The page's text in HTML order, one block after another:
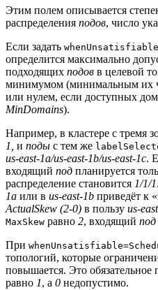
Этим полем описывается
распределения подов, число
Если задать
определится максимально
подходящих подов в целевой
минимумом (минимальным их
или нулем, если доступных
MinDomains).
Например, в кластере с тремя
1, и поды с тем же
us-east-1a/us-east-1b/us-east-1c.
входящий под планируется
распределение становится 1/1/1
1a или в us-east-1b приведёт к
ActualSkew (2-0) в пользу us-
MaxSkew равно 2, входящий под
При
топологий, которые
повышается. Это
равно 1, а 0 недопустимо.